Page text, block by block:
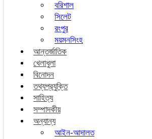
বরিশাল
সিলেট
রংপুর
ময়মনসিংহ
আন্তর্জাতিক
খেলাধুলা
বিনোদন
তথ্যপ্রযুক্তি
সাহিত্য
সম্পাদকীয়
অন্যান্য
আইন-আদালত